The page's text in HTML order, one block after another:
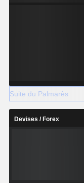
Suite du Palmarès
Devises / Forex